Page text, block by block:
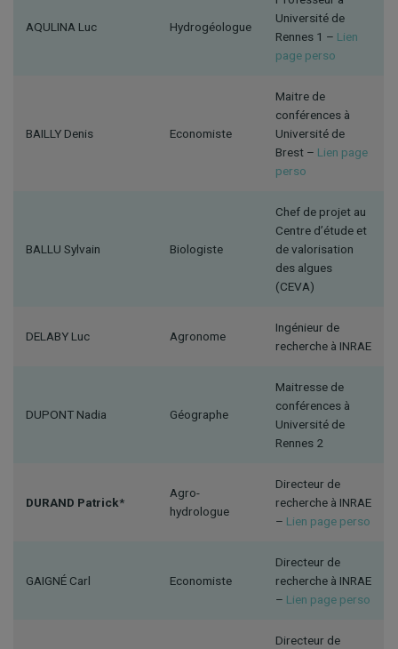
AQULINA Luc Hydrogéologue
Université de
Rennes 1 – Lien
page perso
BAILLY Denis Economiste
Maitre de
conférences à
Université de
Brest – Lien page
perso
BALLU Sylvain Biologiste
Chef de projet au
Centre d’étude et
de valorisation
des algues
(CEVA)
DELABY Luc Agronome
Ingénieur de
recherche à INRAE
DUPONT Nadia Géographe
Maitresse de
conférences à
Université de
Rennes 2
DURAND Patrick*
Agro-
hydrologue
Directeur de
recherche à INRAE
– Lien page perso
GAIGNÉ Carl Economiste
Directeur de
recherche à INRAE
– Lien page perso
Directeur de